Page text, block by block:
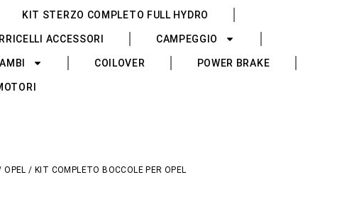
KIT STERZO COMPLETO FULL HYDRO
ACCESSORI CAMPEGGIO
COILOVER POWER BRAKE
OPEL / KIT COMPLETO BOCCOLE PER OPEL